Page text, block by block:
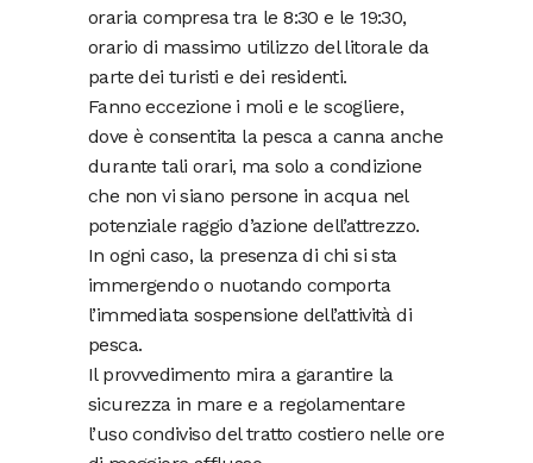
oraria compresa tra le 8:30 e le 19:30,
orario di massimo utilizzo del litorale da
parte dei turisti e dei residenti.
Fanno eccezione i moli e le scogliere,
dove è consentita la pesca a canna anche
durante tali orari, ma solo a condizione
che non vi siano persone in acqua nel
potenziale raggio d’azione dell’attrezzo.
In ogni caso, la presenza di chi si sta
immergendo o nuotando comporta
l’immediata sospensione dell’attività di
pesca.
Il provvedimento mira a garantire la
sicurezza in mare e a regolamentare
l’uso condiviso del tratto costiero nelle ore